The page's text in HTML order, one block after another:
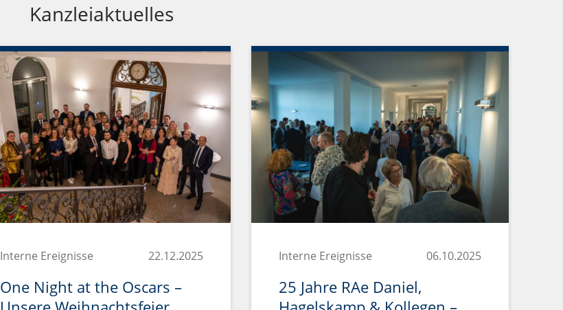
Kanzleiaktuelles
Interne Ereignisse 22.12.2025
One Night at the Oscars –
Interne Ereignisse 06.10.2025
25 Jahre RAe Daniel,